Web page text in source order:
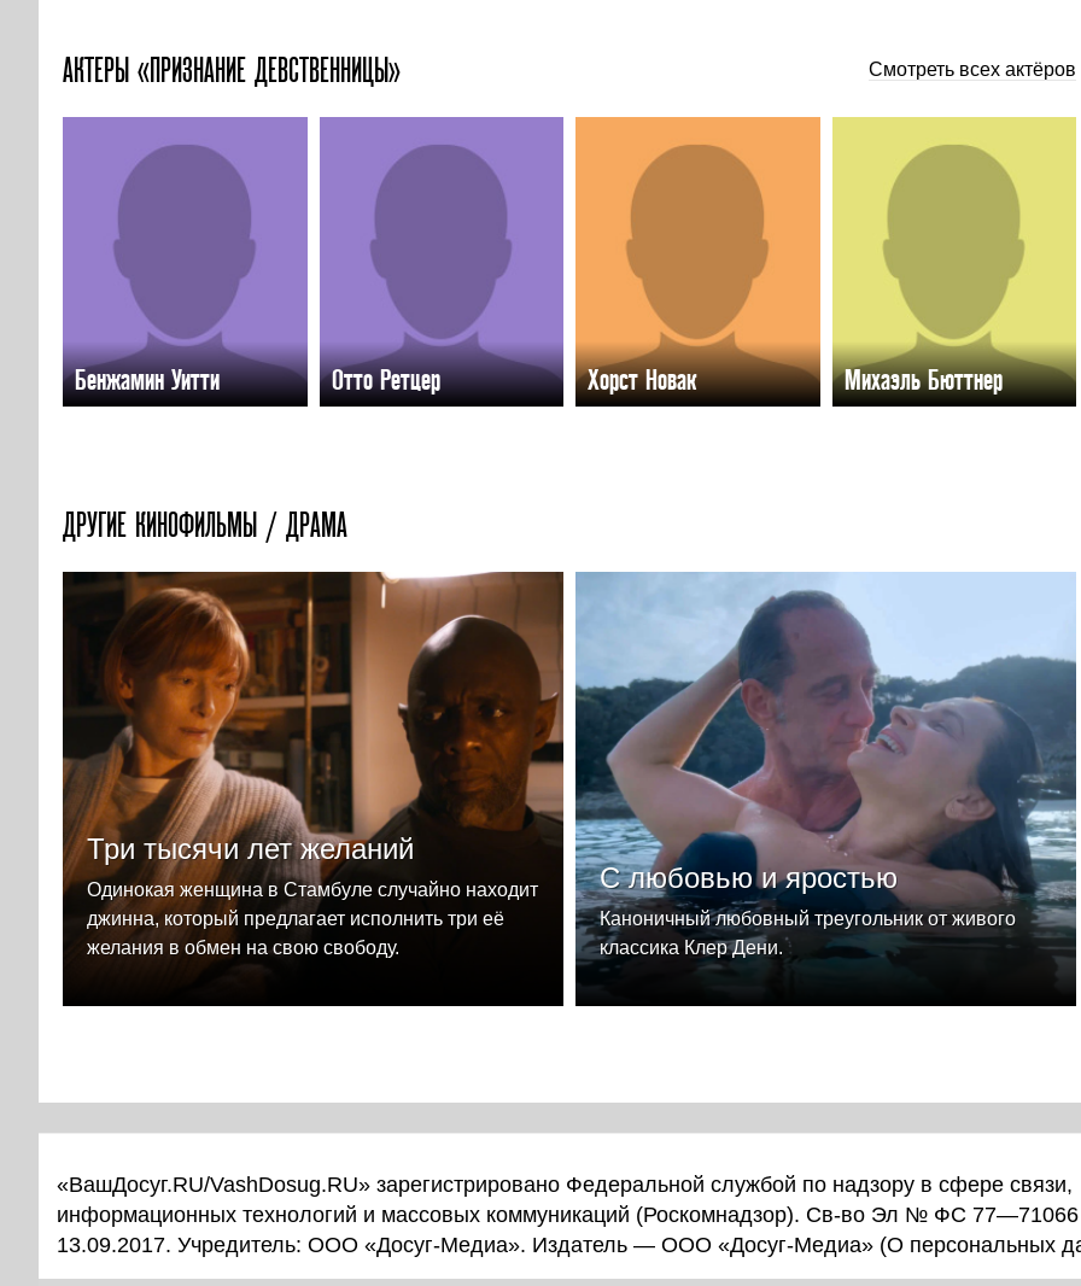
АКТЕРЫ «ПРИЗНАНИЕ ДЕВСТВЕННИЦЫ» Смотреть всех актёров
Бенжамин Уитти Отто Ретцер Хорст Новак Михаэль Бюттнер
ДРУГИЕ КИНОФИЛЬМЫ / ДРАМА
Три тысячи лет желаний
Одинокая женщина в Стамбуле случайно находит
джинна, который предлагает исполнить три её
желания в обмен на свою свободу.
С любовью и яростью
Каноничный любовный треугольник от живого
классика Клер Дени.
«ВашДосуг.RU/VashDosug.RU» зарегистрировано Федеральной службой по надзору в сфере связи,
информационных технологий и массовых коммуникаций (Роскомнадзор). Св-во Эл № ФС 77—71066
13.09.2017. Учредитель: ООО «Досуг-Медиа». Издатель — ООО «Досуг-Медиа» (О персональных